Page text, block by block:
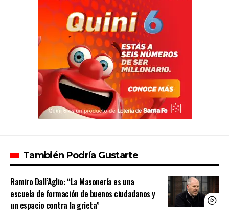
También Podría Gustarte
Ramiro Dall’Aglio: “La Masonería es una
escuela de formación de buenos ciudadanos y
un espacio contra la grieta”